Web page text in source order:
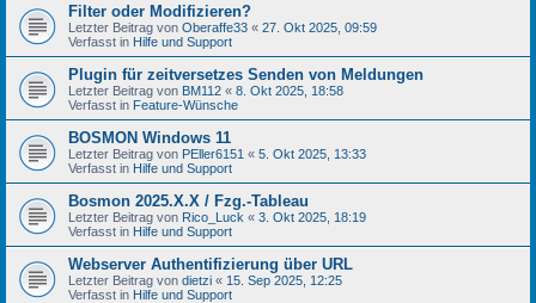
Filter oder Modifizieren?
Letzter Beitrag von Oberaffe33 « 27. Okt 2025, 09:59
Verfasst in Hilfe und Support
Plugin für zeitversetzes Senden von Meldungen
Letzter Beitrag von BM112 « 8. Okt 2025, 18:58
Verfasst in Feature-Wünsche
BOSMON Windows 11
Letzter Beitrag von PEller6151 « 5. Okt 2025, 13:33
Verfasst in Hilfe und Support
Bosmon 2025.X.X / Fzg.-Tableau
Letzter Beitrag von Rico_Luck « 3. Okt 2025, 18:19
Verfasst in Hilfe und Support
Webserver Authentifizierung über URL
Letzter Beitrag von dietzi « 15. Sep 2025, 12:25
Verfasst in Hilfe und Support